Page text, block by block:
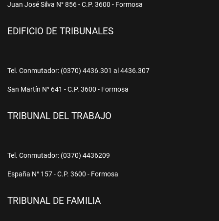
Juan José Silva N° 856 - C.P. 3600 - Formosa
EDIFICIO DE TRIBUNALES
Tel. Conmutador: (0370) 4436.301 al 4436.307
San Martín N° 641 - C.P. 3600 - Formosa
TRIBUNAL DEL TRABAJO
Tel. Conmutador: (0370) 4436209
España N° 157 - C.P. 3600 - Formosa
TRIBUNAL DE FAMILIA